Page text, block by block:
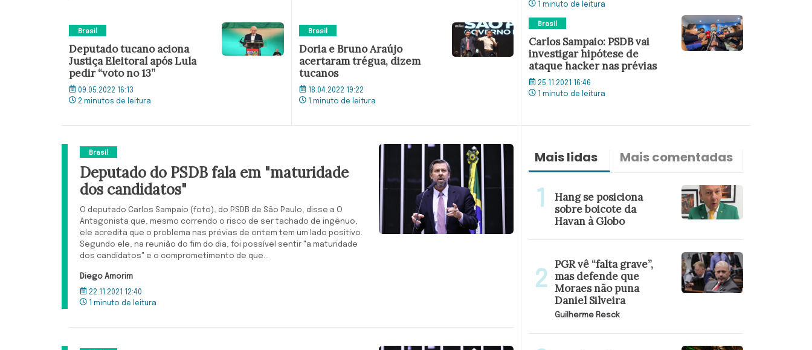
Brasil
Deputado tucano aciona
Justiça Eleitoral após Lula
pedir “voto no 13”
09.05.2022 16:13
2 minutos de leitura
Brasil
Doria e Bruno Araújo
acertaram trégua, dizem
tucanos
18.04.2022 19:22
1 minuto de leitura
1 minuto de leitura
Brasil
Carlos Sampaio: PSDB vai
investigar hipótese de
ataque hacker nas prévias
25.11.2021 16:46
1 minuto de leitura
Brasil
Deputado do PSDB fala em "maturidade
dos candidatos"
O deputado Carlos Sampaio (foto), do PSDB de São Paulo, disse a O
Antagonista que, mesmo correndo o risco de ser tachado de ingênuo,
ele acredita que o problema nas prévias de ontem tem um lado positivo.
Segundo ele, na reunião do fim do dia, foi possível sentir "a maturidade
dos candidatos" e o comprometimento de que...
Diego Amorim
22.11.2021 12:40
1 minuto de leitura
Mais lidas Mais comentadas
Hang se posiciona
sobre boicote da
Havan à Globo
PGR vê “falta grave”,
mas defende que
Moraes não puna
Daniel Silveira
Guilherme Resck